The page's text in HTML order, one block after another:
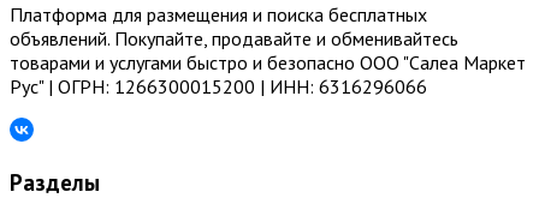
Платформа для размещения и поиска бесплатных
объявлений. Покупайте, продавайте и обменивайтесь
товарами и услугами быстро и безопасно ООО "Салеа Маркет
Рус" | ОГРН: 1266300015200 | ИНН: 6316296066
Разделы